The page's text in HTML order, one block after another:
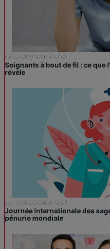
Le : 24/05/2026 à 12:05
Soignants à bout de fil : ce que
révèle
Le : 03/05/2026 à 12:05
Journée internationale des
pénurie mondiale